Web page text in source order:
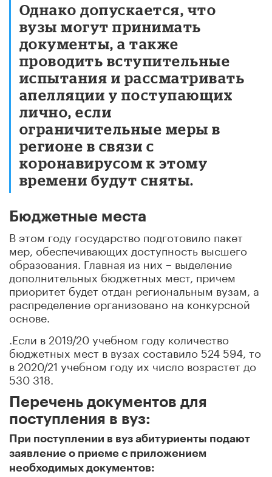
Однако допускается, что
вузы могут принимать
документы, а также
проводить вступительные
испытания и рассматривать
апелляции у поступающих
лично, если
ограничительные меры в
регионе в связи с
коронавирусом к этому
времени будут сняты.
Бюджетные места
В этом году государство подготовило пакет
мер, обеспечивающих доступность высшего
образования. Главная из них – выделение
дополнительных бюджетных мест, причем
приоритет будет отдан региональным вузам, а
распределение организовано на конкурсной
основе.
.Если в 2019/20 учебном году количество
бюджетных мест в вузах составило 524 594, то
в 2020/21 учебном году их число возрастет до
530 318.
Перечень документов для
поступления в вуз:
При поступлении в вуз абитуриенты подают
заявление о приеме с приложением
необходимых документов: